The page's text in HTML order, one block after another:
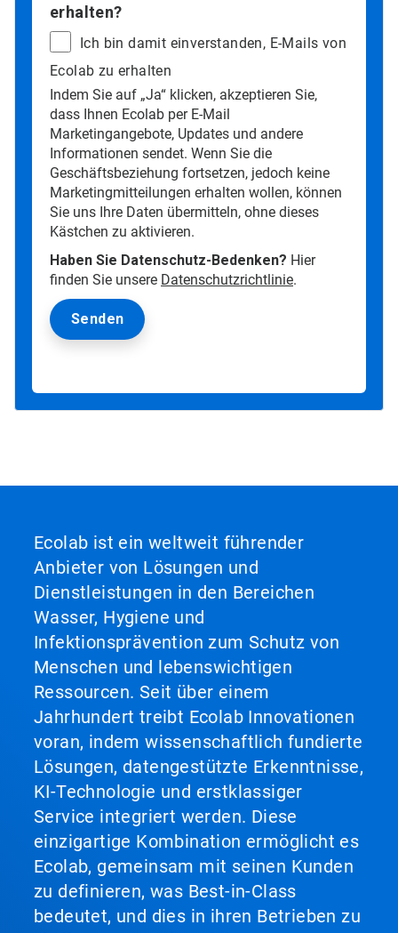
erhalten?
Ich bin damit einverstanden, E-Mails von
Ecolab zu erhalten
Indem Sie auf „Ja“ klicken, akzeptieren Sie,
dass Ihnen Ecolab per E-Mail
Marketingangebote, Updates und andere
Informationen sendet. Wenn Sie die
Geschäftsbeziehung fortsetzen, jedoch keine
Marketingmitteilungen erhalten wollen, können
Sie uns Ihre Daten übermitteln, ohne dieses
Kästchen zu aktivieren.
Haben Sie Datenschutz-Bedenken? Hier
finden Sie unsere Datenschutzrichtlinie.
Ecolab ist ein weltweit führender
Anbieter von Lösungen und
Dienstleistungen in den Bereichen
Wasser, Hygiene und
Infektionsprävention zum Schutz von
Menschen und lebenswichtigen
Ressourcen. Seit über einem
Jahrhundert treibt Ecolab Innovationen
voran, indem wissenschaftlich fundierte
Lösungen, datengestützte Erkenntnisse,
KI-Technologie und erstklassiger
Service integriert werden. Diese
einzigartige Kombination ermöglicht es
Ecolab, gemeinsam mit seinen Kunden
zu definieren, was Best-in-Class
bedeutet, und dies in ihren Betrieben zu